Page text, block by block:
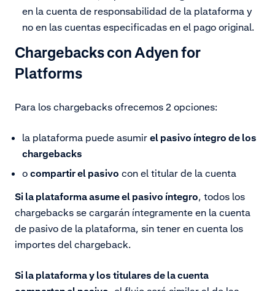
en la cuenta de responsabilidad de la plataforma y
no en las cuentas especificadas en el pago original.
Chargebacks con Adyen for
Platforms
Para los chargebacks ofrecemos 2 opciones:
la plataforma puede asumir el pasivo íntegro de los
chargebacks
o compartir el pasivo con el titular de la cuenta
Si la plataforma asume el pasivo íntegro, todos los
chargebacks se cargarán íntegramente en la cuenta
de pasivo de la plataforma, sin tener en cuenta los
importes del chargeback.
Si la plataforma y los titulares de la cuenta